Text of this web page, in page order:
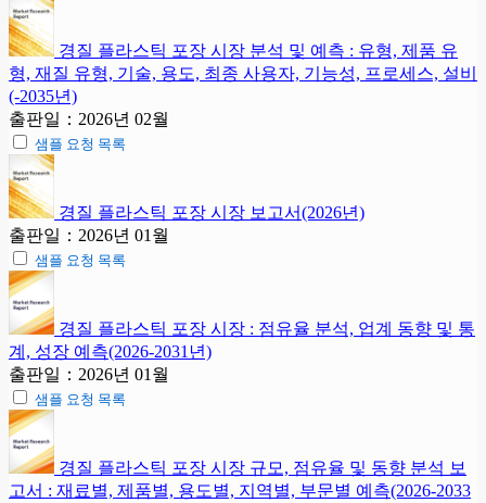
경질 플라스틱 포장 시장 분석 및 예측 : 유형, 제품 유
형, 재질 유형, 기술, 용도, 최종 사용자, 기능성, 프로세스, 설비
(-2035년)
출판일：2026년 02월
샘플 요청 목록
경질 플라스틱 포장 시장 보고서(2026년)
출판일：2026년 01월
샘플 요청 목록
경질 플라스틱 포장 시장 : 점유율 분석, 업계 동향 및 통
계, 성장 예측(2026-2031년)
출판일：2026년 01월
샘플 요청 목록
경질 플라스틱 포장 시장 규모, 점유율 및 동향 분석 보
고서 : 재료별, 제품별, 용도별, 지역별, 부문별 예측(2026-2033